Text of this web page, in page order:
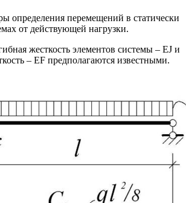
определения перемещений в статически
от действующей нагрузки.
жесткость элементов системы – EJ и
– EF предполагаются известными.